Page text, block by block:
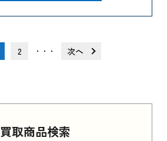
買取商品検索
2 ・・・ 次へ